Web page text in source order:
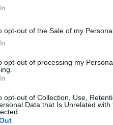
opt-out of the Sale of my
opt-out of processing my
opt-out of Collection, Use,
Data that Is Unrelated
Pugh απαντά
της στο Valentino